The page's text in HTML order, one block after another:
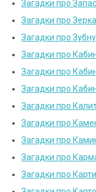
Загадки про
Загадки про
Загадки про
Загадки про
Загадки про
Загадки про
Загадки про
Загадки про
Загадки про
Загадки про
Загадки про